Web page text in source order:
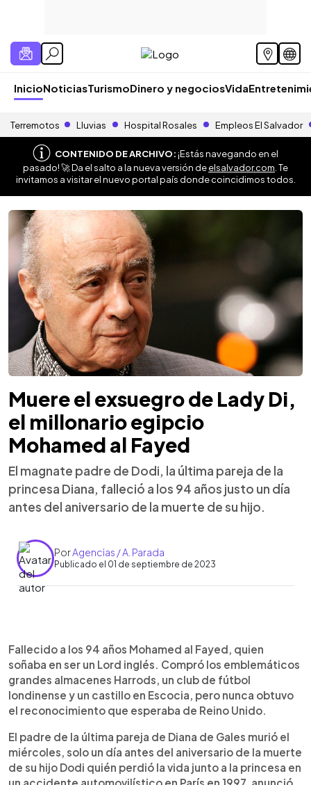
InicioNoticiasTurismoDinero y negociosVida
Terremotos Lluvias Hospital Rosales Empleos El Salvador
CONTENIDO DE ARCHIVO:¡Estás navegando en el
pasado! 🚀 Da el salto a la nueva versión deelsalvador.com . Te
invitamos a visitar el nuevo portal país donde coincidimos todos.
Muere el exsuegro de Lady Di,
el millonario egipcio
Mohamed al Fayed
El magnate padre de Dodi, la última pareja de la
princesa Diana, falleció a los 94 años justo un día
antes del aniversario de la muerte de su hijo.
PorAgencias / A. Parada
Publicado el 01 de septiembre de 2023
► Escuchar artículo
Fallecido a los 94 años Mohamed al Fayed, quien
soñaba en ser un Lord inglés. Compró los emblemáticos
grandes almacenes Harrods, un club de fútbol
londinense y un castillo en Escocia, pero nunca obtuvo
el reconocimiento que esperaba de Reino Unido.
El padre de la última pareja de Diana de Gales murió el
miércoles, solo un día antes del aniversario de la muerte
de su hijo Dodi quién perdió la vida junto a la princesa en
un accidente automovilístico en París en 1997, anunció